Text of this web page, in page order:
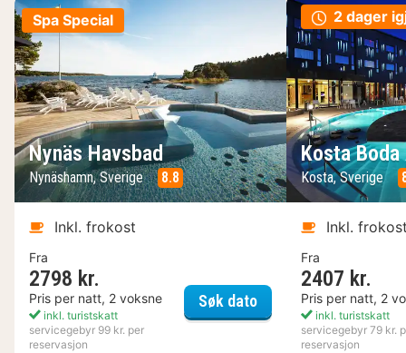
Spa Special
Nynäs Havsbad
Nynäshamn, Sverige 8.8
Inkl. frokost
Fra
2798 kr.
Pris per natt, 2 voksne
inkl. turistskatt
servicegebyr 99 kr. per
reservasjon
Søk datoNynäs Havsbad
2 dager
Kosta
Kosta, Sverige
Inkl.
Fra
2407 kr.
Pris per natt, 2
inkl. turistskatt
servicegebyr 79 kr.
reservasjon